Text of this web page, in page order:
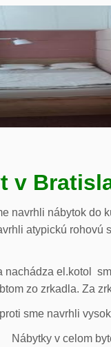
v
navrhli nábytok do
atypickú rohovú
nachádza el.kotol
zo zrkadla. Za
sme navrhli
Nábytky v celom